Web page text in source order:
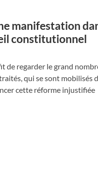
manifestation
constitutionnel
de regarder le grand
qui se sont mobilisés
cette réforme injustifiée